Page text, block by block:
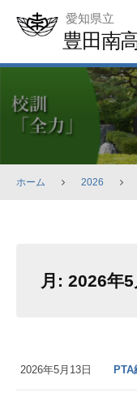
愛知県立
豊田南
ホーム 2026
月: 2026年5
2026年5月13日 PTA